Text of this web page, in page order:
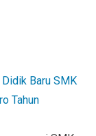
Baru SMK
Tahun